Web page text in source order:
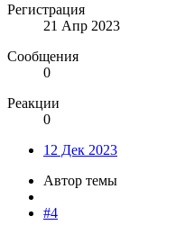
Регистрация
21 Апр 2023
Сообщения
0
Реакции
0
12 Дек 2023
Автор темы
#4